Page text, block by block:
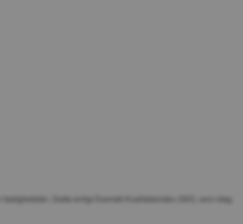
Detta enligt Svenskt Kvalitetsindex (SKI), som idag